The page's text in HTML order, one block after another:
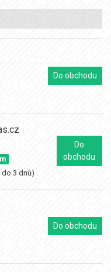
Do obchodu
3 dnů)
Do
obchodu
Do obchodu